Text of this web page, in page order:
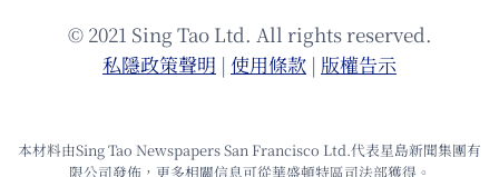
© 2021 Sing Tao Ltd. All rights reserved.
私隱政策聲明 | 使⽤條款 | 版權告⽰
本材料由Sing Tao Newspapers San Francisco Ltd.代表星島新聞集團有
限公司發佈，更多相關信息可從華盛頓特區司法部獲得。